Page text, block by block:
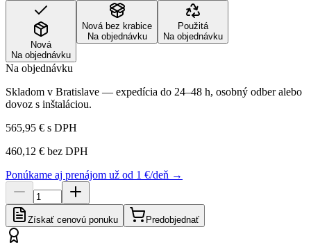
Nová
Na objednávku
Nová bez krabice
Na objednávku
Použitá
Na objednávku
Na objednávku
Skladom v Bratislave — expedícia do 24–48 h, osobný odber alebo
dovoz s inštaláciou.
565,95 € s DPH
460,12 € bez DPH
Ponúkame aj prenájom už od 1 €/deň →
Získať cenovú ponuku Predobjednať